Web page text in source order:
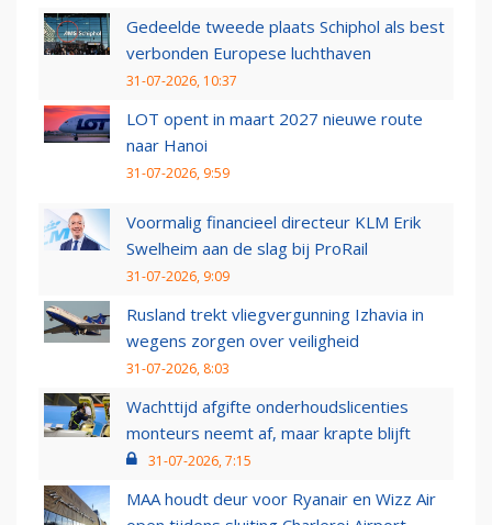
Gedeelde tweede plaats Schiphol als best
verbonden Europese luchthaven
31-07-2026, 10:37
LOT opent in maart 2027 nieuwe route
naar Hanoi
31-07-2026, 9:59
Voormalig financieel directeur KLM Erik
Swelheim aan de slag bij ProRail
31-07-2026, 9:09
Rusland trekt vliegvergunning Izhavia in
wegens zorgen over veiligheid
31-07-2026, 8:03
Wachttijd afgifte onderhoudslicenties
monteurs neemt af, maar krapte blijft
31-07-2026, 7:15
MAA houdt deur voor Ryanair en Wizz Air